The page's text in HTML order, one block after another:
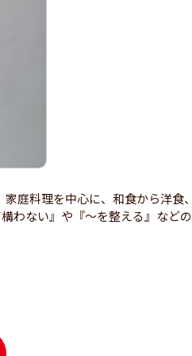
庭料理を中心に、和食から洋食、
わない』や『～を整える』などの